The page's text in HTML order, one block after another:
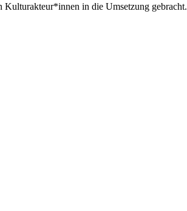
Kulturakteur*innen in die Umsetzung gebracht.